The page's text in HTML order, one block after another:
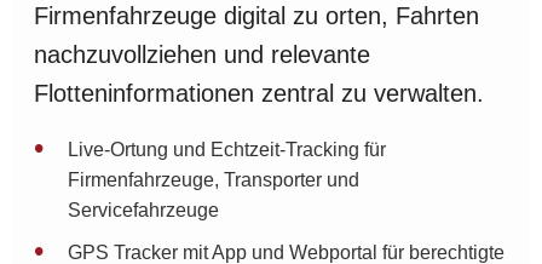
Firmenfahrzeuge digital zu orten, Fahrten
nachzuvollziehen und relevante
Flotteninformationen zentral zu verwalten.
Live-Ortung und Echtzeit-Tracking für
Firmenfahrzeuge, Transporter und
Servicefahrzeuge
GPS Tracker mit App und Webportal für berechtigte